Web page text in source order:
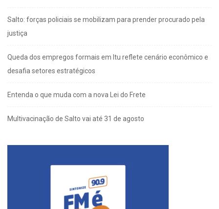
Salto: forças policiais se mobilizam para prender procurado pela
justiça
Queda dos empregos formais em Itu reflete cenário econômico e
desafia setores estratégicos
Entenda o que muda com a nova Lei do Frete
Multivacinação de Salto vai até 31 de agosto